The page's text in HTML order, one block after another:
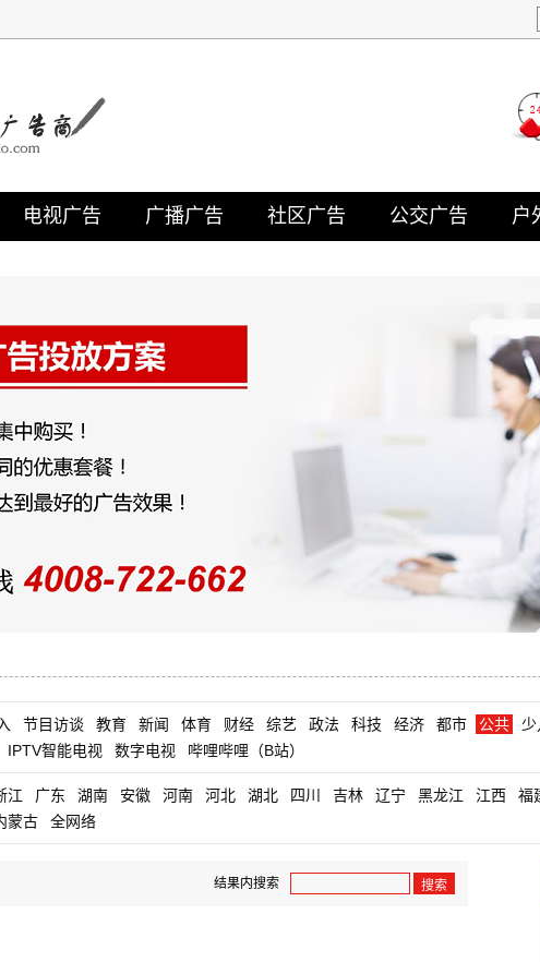
电视广告 广播广告 社区广告 公交广告 户
节目访谈 教育 新闻 体育 财经 综艺 政法 科技 经济 都市 公共
IPTV智能电视 数字电视 哔哩哔哩（B站）
江 广东 湖南 安徽 河南 河北 湖北 四川 吉林 辽宁 黑龙江 江西 福
蒙古 全网络
结果内搜索 搜索